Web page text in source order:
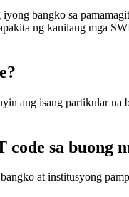
bangko sa
ng kanilang mga
ang isang partikular na
sa buong
at institusyong